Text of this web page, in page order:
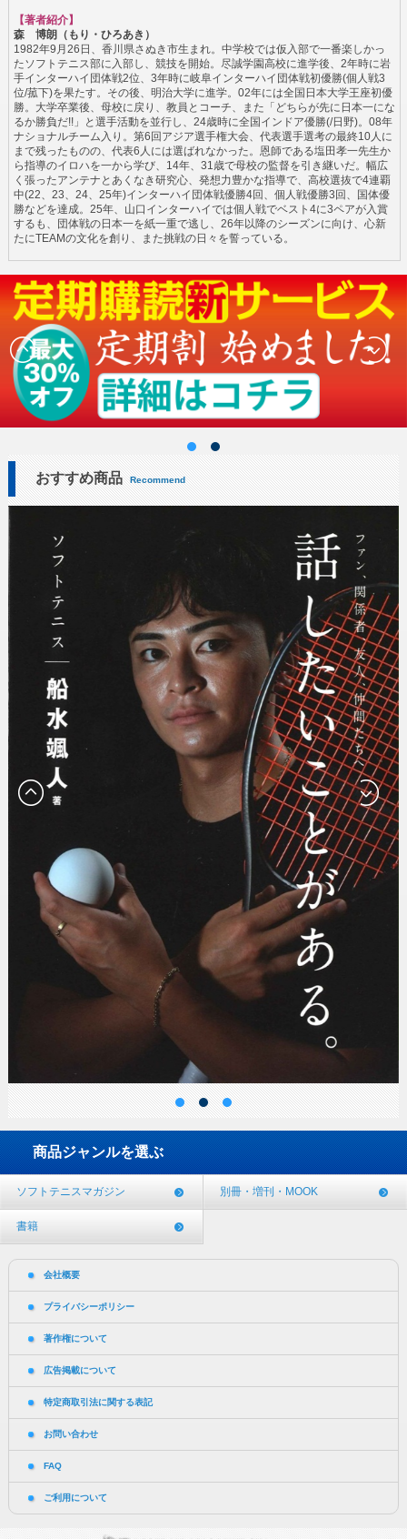
【著者紹介】
森 博朗（もり・ひろあき）
1982年9月26日、香川県さぬき市生まれ。中学校では仮入部で一番楽しかっ
たソフトテニス部に入部し、競技を開始。尽誠学園高校に進学後、2年時に岩
手インターハイ団体戦2位、3年時に岐阜インターハイ団体戦初優勝(個人戦3
位/菰下)を果たす。その後、明治大学に進学。02年には全国日本大学王座初優
勝。大学卒業後、母校に戻り、教員とコーチ、また「どちらが先に日本一にな
るか勝負だ!!」と選手活動を並行し、24歳時に全国インドア優勝(/日野)。08年
ナショナルチーム入り。第6回アジア選手権大会、代表選手選考の最終10人に
まで残ったものの、代表6人には選ばれなかった。恩師である塩田孝一先生か
ら指導のイロハを一から学び、14年、31歳で母校の監督を引き継いだ。幅広
く張ったアンテナとあくなき研究心、発想力豊かな指導で、高校選抜で4連覇
中(22、23、24、25年)インターハイ団体戦優勝4回、個人戦優勝3回、国体優
勝などを達成。25年、山口インターハイでは個人戦でベスト4に3ペアが入賞
するも、団体戦の日本一を紙一重で逃し、26年以降のシーズンに向け、心新
たにTEAMの文化を創り、また挑戦の日々を誓っている。
おすすめ商品 Recommend
商品ジャンルを選ぶ
ソフトテニスマガジン 別冊・増刊・MOOK
書籍
会社概要
プライバシーポリシー
著作権について
広告掲載について
特定商取引法に関する表記
お問い合わせ
FAQ
ご利用について